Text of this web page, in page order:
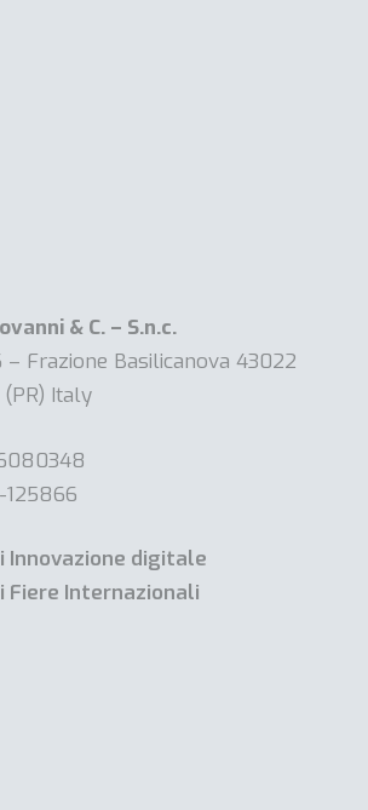
& C. – S.n.c.
– Frazione Basilicanova 43022
Italy
125866
Innovazione digitale
Fiere Internazionali